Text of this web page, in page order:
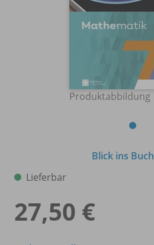
Produktabbildung
Blick ins Buch
Lieferbar
27,50 €